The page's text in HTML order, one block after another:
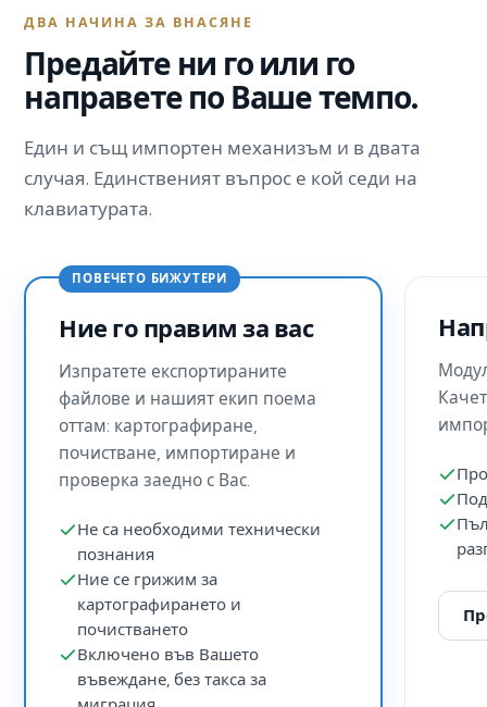
ДВА НАЧИНА ЗА ВНАСЯНЕ
Предайте ни го или го
направете по Ваше темпо.
Един и същ импортен механизъм и в двата
случая. Единственият въпрос е кой седи на
клавиатурата.
ПОВЕЧЕТО БИЖУТЕРИ
Ние го правим за вас
Изпратете експортираните
файлове и нашият екип поема
оттам: картографиране,
почистване, импортиране и
проверка заедно с Вас.
Не са необходими технически
познания
Ние се грижим за
картографирането и
почистването
Включено във Вашето
въвеждане, без такса за